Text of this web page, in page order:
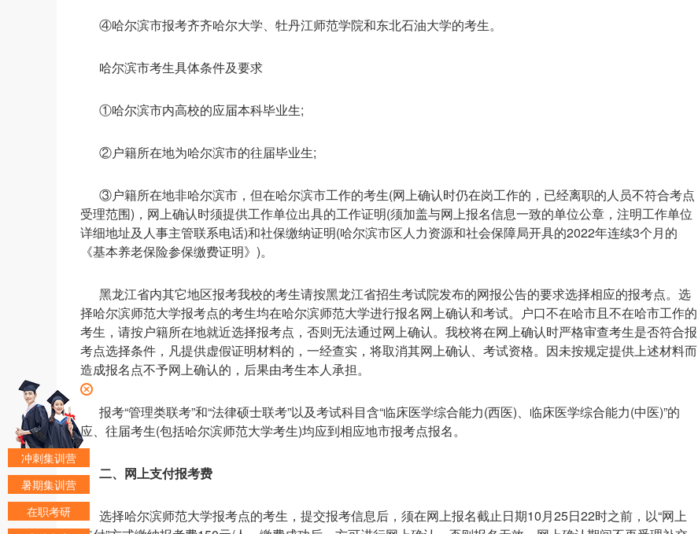
④哈尔滨市报考齐齐哈尔大学、牡丹江师范学院和东北石油大学的考生。
哈尔滨市考生具体条件及要求
①哈尔滨市内高校的应届本科毕业生;
②户籍所在地为哈尔滨市的往届毕业生;
③户籍所在地非哈尔滨市，但在哈尔滨市工作的考生(网上确认时仍在岗工作的，已经离职的人员不符合考点
受理范围)，网上确认时须提供工作单位出具的工作证明(须加盖与网上报名信息一致的单位公章，注明工作单位
详细地址及人事主管联系电话)和社保缴纳证明(哈尔滨市区人力资源和社会保障局开具的2022年连续3个月的
《基本养老保险参保缴费证明》)。
黑龙江省内其它地区报考我校的考生请按黑龙江省招生考试院发布的网报公告的要求选择相应的报考点。选
择哈尔滨师范大学报考点的考生均在哈尔滨师范大学进行报名网上确认和考试。户口不在哈市且不在哈市工作的
考生，请按户籍所在地就近选择报考点，否则无法通过网上确认。我校将在网上确认时严格审查考生是否符合报
考点选择条件，凡提供虚假证明材料的，一经查实，将取消其网上确认、考试资格。因未按规定提供上述材料而
造成报名点不予网上确认的，后果由考生本人承担。
报考“管理类联考”和“法律硕士联考”以及考试科目含“临床医学综合能力(西医)、临床医学综合能力(中医)”的
应、往届考生(包括哈尔滨师范大学考生)均应到相应地市报考点报名。
二、网上支付报考费
选择哈尔滨师范大学报考点的考生，提交报考信息后，须在网上报名截止日期10月25日22时之前，以“网上
冲刺集训营
暑期集训营
在职考研